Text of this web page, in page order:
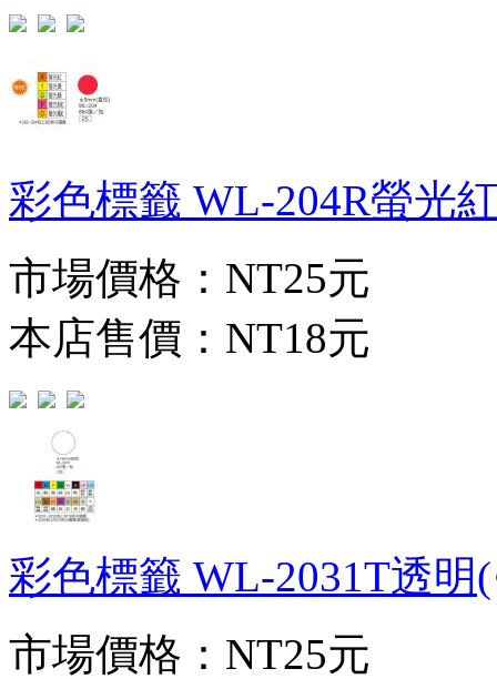
彩色標籤 WL-204R螢光
市場價格： NT25元
本店售價： NT18元
彩色標籤 WL-2031T透明
市場價格： NT25元